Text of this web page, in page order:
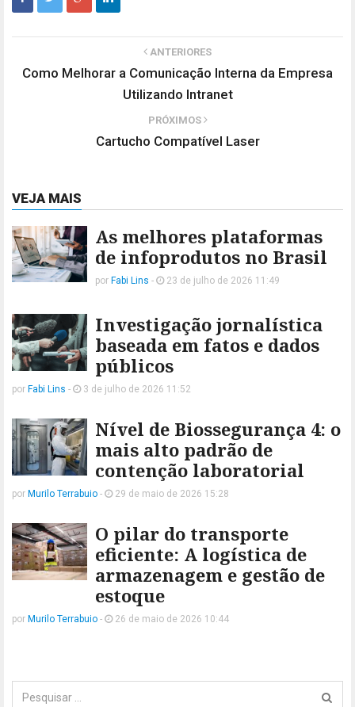
ANTERIORES
Como Melhorar a Comunicação Interna da Empresa
Utilizando Intranet
PRÓXIMOS
Cartucho Compatível Laser
VEJA MAIS
As melhores plataformas
de infoprodutos no Brasil
por Fabi Lins - 23 de julho de 2026 11:49
Investigação jornalística
baseada em fatos e dados
públicos
por Fabi Lins - 3 de julho de 2026 11:52
Nível de Biossegurança 4: o
mais alto padrão de
contenção laboratorial
por Murilo Terrabuio - 29 de maio de 2026 15:28
O pilar do transporte
eficiente: A logística de
armazenagem e gestão de
estoque
por Murilo Terrabuio - 26 de maio de 2026 10:44
Pesquisar